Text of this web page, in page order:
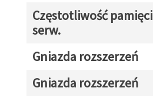
Częstotliwość pamięci
serw.
Gniazda rozszerzeń
Gniazda rozszerzeń